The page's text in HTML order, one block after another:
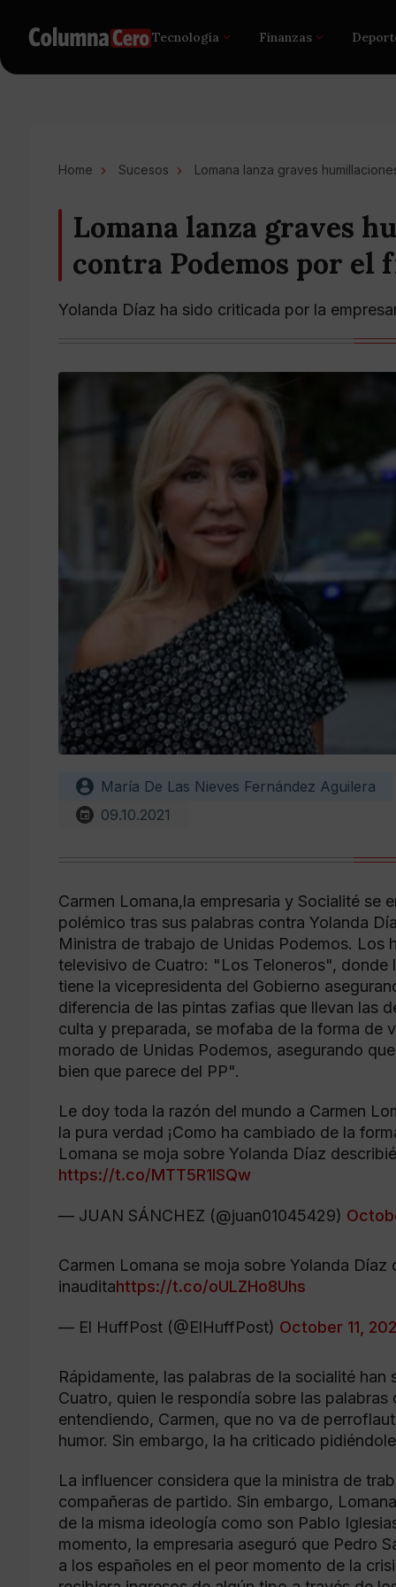
Tecnología Finanzas
Home Sucesos Lomana lanza graves
Lomana lanza graves
contra Podemos por el
Yolanda Díaz ha sido criticada por la
María De Las Nieves Fernández Aguilera
09.10.2021
Carmen Lomana,la empresaria y Socialité se
polémico tras sus palabras contra Yolanda
Ministra de trabajo de Unidas Podemos. Los
televisivo de Cuatro: "Los Teloneros", donde
tiene la vicepresidenta del Gobierno
diferencia de las pintas zafias que llevan las
culta y preparada, se mofaba de la forma de
morado de Unidas Podemos, asegurando
bien que parece del PP".
Le doy toda la razón del mundo a Carmen
la pura verdad ¡Como ha cambiado de la
Lomana se moja sobre Yolanda Díaz
https://t.co/MTT5R1ISQw
— JUAN SÁNCHEZ (@juan01045429)
Carmen Lomana se moja sobre Yolanda
inauditahttps://t.co/oULZHo8Uhs
— El HuffPost (@ElHuffPost) October 11,
Rápidamente, las palabras de la socialité
Cuatro, quien le respondía sobre las
entendiendo, Carmen, que no va de
humor. Sin embargo, la ha criticado
La influencer considera que la ministra de
compañeras de partido. Sin embargo,
de la misma ideología como son Pablo
momento, la empresaria aseguró que Pedro
a los españoles en el peor momento de la